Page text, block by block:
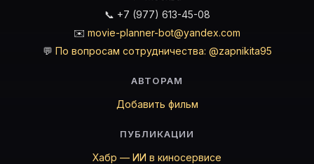
📞 +7 (977) 613-45-08
✉️ movie-planner-bot@yandex.com
💬 По вопросам сотрудничества: @zapnikita95
АВТОРАМ
Добавить фильм
ПУБЛИКАЦИИ
Хабр — ИИ в киносервисе